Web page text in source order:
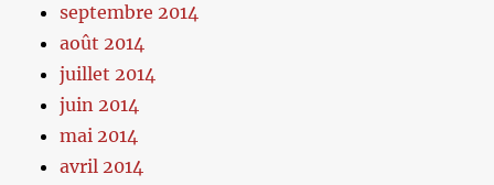
septembre 2014
août 2014
juillet 2014
juin 2014
mai 2014
avril 2014